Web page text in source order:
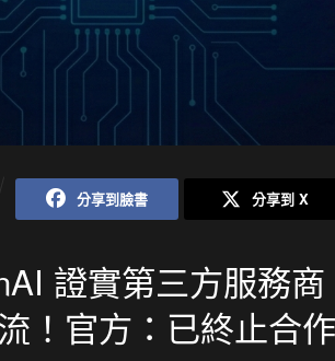
分享到臉書 分享到 X
證實第三方服務
！官方：已終止合